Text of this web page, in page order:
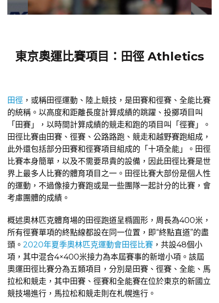
東京奧運比賽項目：田徑 Athletics
田徑 ，或稱田徑運動、陸上競技，是田賽和徑賽、全能比賽
的統稱。以高度和距離長度計算成績的跳躍、投擲項目叫
「田賽」，以時間計算成績的競走和跑的項目叫「徑賽」。
田徑比賽由田賽、徑賽、公路路跑、競走和越野賽跑組成，
此外還包括部分田賽和徑賽項目組成的「十項全能」。田徑
比賽本身簡單，以及不需要昂貴的設備，因此田徑比賽是世
界上最多人比賽的體育項目之一。田徑比賽大部份是個人性
的運動，不過像接力賽跑或是一些團隊一起計分的比賽，會
考慮團體的成績。
概述奧林匹克體育場的田徑跑道呈橢圓形，周長為400米，
所有徑賽單項的終點線都設在同一位置，即“終點直道”的盡
頭。 2020年夏季奧林匹克運動會田徑比賽 ，共設48個小
項，其中混合4×400米接力為本屆賽事的新增小項。該屆
奧運田徑比賽分為五類項目，分別是田賽、徑賽、全能、馬
拉松和競走，其中田賽、徑賽和全能賽在位於東京的新國立
競技場進行，馬拉松和競走則在札幌進行。